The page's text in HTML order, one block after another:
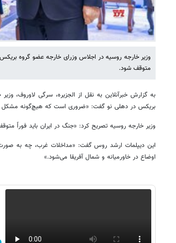
وزیر خارجه روسیه در اجلاس وزرای خارجه عضو گروه بریکس
متوقف شود.
به گزارش خبرآنلاین به نقل از الجزیره، سرگی لاوروف،
بریکس در دهلی نو گفت: «ضروری است که هیچ‌گونه مشکل
وزیر خارجه روسیه تصریح کرد: «جنگ در ایران باید فوراً
این دیپلمات ارشد روس گفت: «مداخلات غرب، چه به
اوضاع در خاورمیانه و شمال آفریقا می‌شود.»